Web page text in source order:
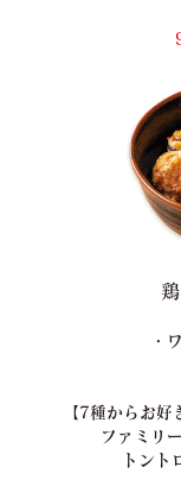
・
【7種からお
ファミリ
トント